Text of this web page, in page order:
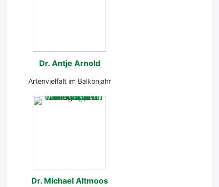
Dr. Ant­je Arnold
Arten­viel­falt im Bal­kon­jahr
Dr. Micha­el Alt­moos